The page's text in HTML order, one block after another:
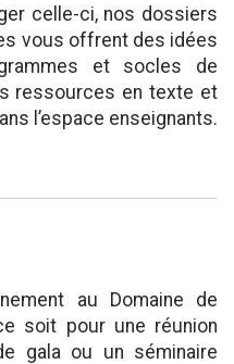
celle-ci, nos dossiers
vous offrent des idées
et socles de
ressources en texte et
l’espace enseignants.
au Domaine de
soit pour une réunion
gala ou un séminaire